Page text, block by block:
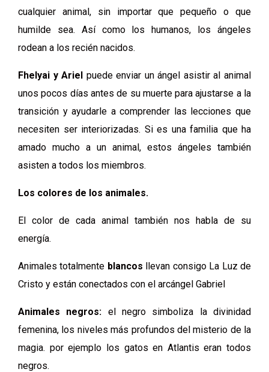
cualquier animal, sin importar que pequeño o que
humilde sea. Así como los humanos, los ángeles
rodean a los recién nacidos.
Fhelyai y Ariel puede enviar un ángel asistir al animal
unos pocos días antes de su muerte para ajustarse a la
transición y ayudarle a comprender las lecciones que
necesiten ser interiorizadas. Si es una familia que ha
amado mucho a un animal, estos ángeles también
asisten a todos los miembros.
Los colores de los animales.
El color de cada animal también nos habla de su
energía.
Animales totalmente blancos llevan consigo La Luz de
Cristo y están conectados con el arcángel Gabriel
Animales negros: el negro simboliza la divinidad
femenina, los niveles más profundos del misterio de la
magia. por ejemplo los gatos en Atlantis eran todos
negros.